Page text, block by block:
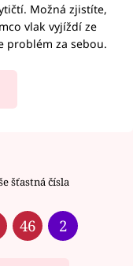
Možná zjistíte,
vlak vyjíždí ze
problém za sebou.
šťastná čísla
46 2